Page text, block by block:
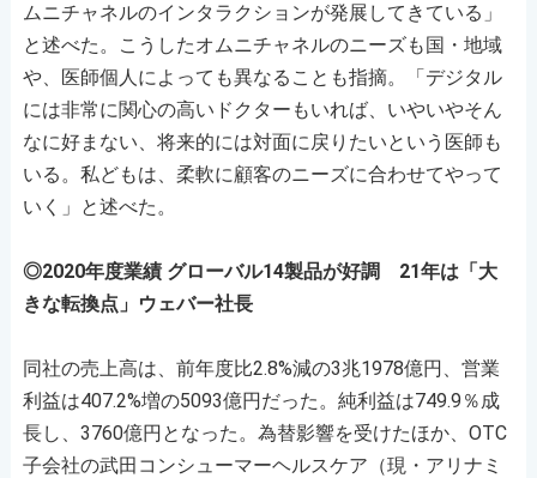
ムニチャネルのインタラクションが発展してきている」
と述べた。こうしたオムニチャネルのニーズも国・地域
や、医師個人によっても異なることも指摘。「デジタル
には非常に関心の高いドクターもいれば、いやいやそん
なに好まない、将来的には対面に戻りたいという医師も
いる。私どもは、柔軟に顧客のニーズに合わせてやって
いく」と述べた。
◎2020年度業績 グローバル14製品が好調 21年は「大
きな転換点」ウェバー社長
同社の売上高は、前年度比2.8%減の3兆1978億円、営業
利益は407.2%増の5093億円だった。純利益は749.9％成
長し、3760億円となった。為替影響を受けたほか、OTC
子会社の武田コンシューマーヘルスケア（現・アリナミ